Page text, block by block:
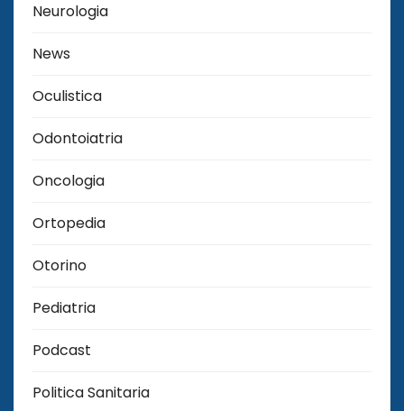
Neurologia
News
Oculistica
Odontoiatria
Oncologia
Ortopedia
Otorino
Pediatria
Podcast
Politica Sanitaria